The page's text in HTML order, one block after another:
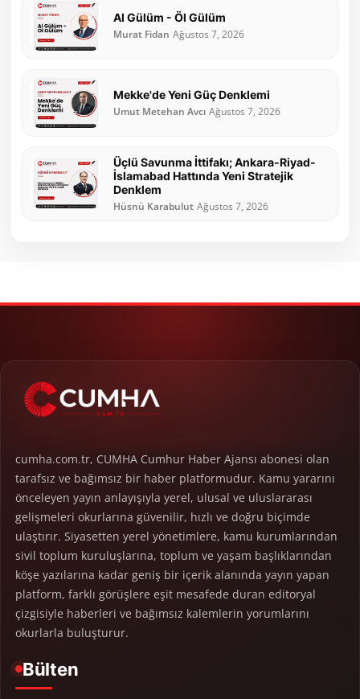
Al Gülüm - Öl Gülüm
Murat Fidan Ağustos 7, 2026
Mekke'de Yeni Güç Denklemi
Umut Metehan Avcı Ağustos 7, 2026
Üçlü Savunma İttifakı; Ankara-Riyad-
İslamabad Hattında Yeni Stratejik
Denklem
Hüsnü Karabulut Ağustos 7, 2026
cumha.com.tr, CUMHA Cumhur Haber Ajansı abonesi olan
tarafsız ve bağımsız bir haber platformudur. Kamu yararını
önceleyen yayın anlayışıyla yerel, ulusal ve uluslararası
gelişmeleri okurlarına güvenilir, hızlı ve doğru biçimde
ulaştırır. Siyasetten yerel yönetimlere, kamu kurumlarından
sivil toplum kuruluşlarına, toplum ve yaşam başlıklarından
köşe yazılarına kadar geniş bir içerik alanında yayın yapan
platform, farklı görüşlere eşit mesafede duran editoryal
çizgisiyle haberleri ve bağımsız kalemlerin yorumlarını
okurlarla buluşturur.
Bülten